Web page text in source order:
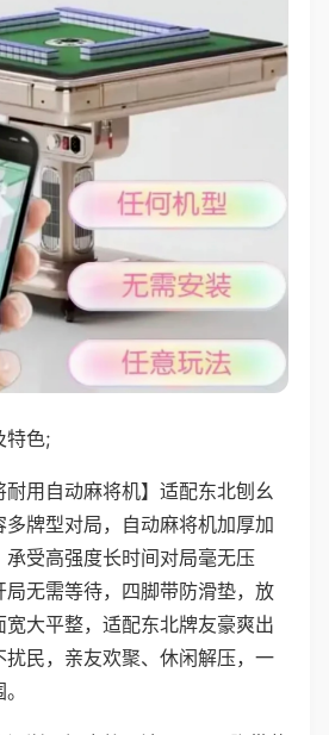
特色;
耐用自动麻将机】适配东北刨幺
牌型对局，自动麻将机加厚加
承受高强度长时间对局毫无压
局无需等待，四脚带防滑垫，放
大平整，适配东北牌友豪爽出
扰民，亲友欢聚、休闲解压，一